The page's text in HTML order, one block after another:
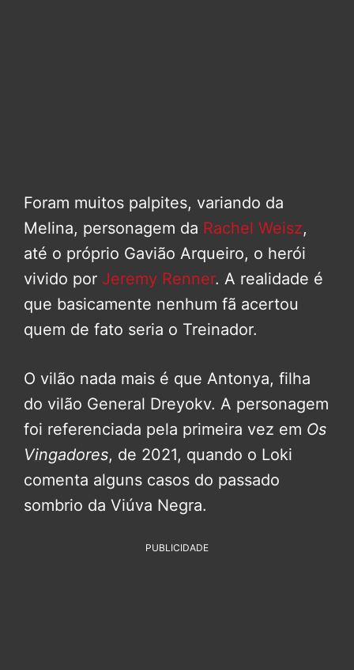
Foram muitos palpites, variando da
Melina, personagem da Rachel Weisz,
até o próprio Gavião Arqueiro, o herói
vivido por Jeremy Renner. A realidade é
que basicamente nenhum fã acertou
quem de fato seria o Treinador.
O vilão nada mais é que Antonya, filha
do vilão General Dreyokv. A personagem
foi referenciada pela primeira vez em Os
Vingadores, de 2021, quando o Loki
comenta alguns casos do passado
sombrio da Viúva Negra.
PUBLICIDADE